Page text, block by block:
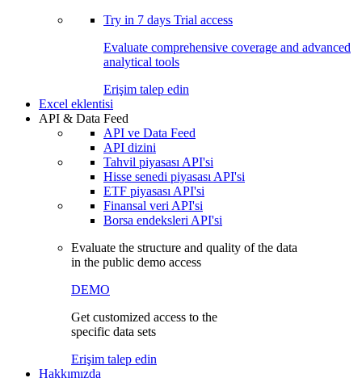
Try in 7 days Trial access
Evaluate comprehensive coverage and advanced
analytical tools
Erişim talep edin
Excel eklentisi
API & Data Feed
API ve Data Feed
API dizini
Tahvil piyasası API'si
Hisse senedi piyasası API'si
ETF piyasası API'si
Finansal veri API'si
Borsa endeksleri API'si
Evaluate the structure and quality of the data
in the public demo access
DEMO
Get customized access to the
specific data sets
Erişim talep edin
Hakkımızda